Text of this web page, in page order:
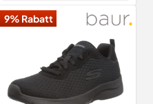
9% Rabatt